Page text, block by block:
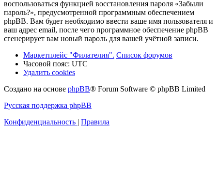
воспользоваться функцией восстановления пароля «Забыли
пароль?», предусмотренной программным обеспечением
phpBB. Вам будет необходимо ввести ваше имя пользователя и
ваш адрес email, после чего программное обеспечение phpBB
сгенерирует вам новый пароль для вашей учётной записи.
Маркетплейс "Филателия". Список форумов
Часовой пояс: UTC
Удалить cookies
Создано на основе phpBB® Forum Software © phpBB Limited
Русская поддержка phpBB
Конфиденциальность | Правила